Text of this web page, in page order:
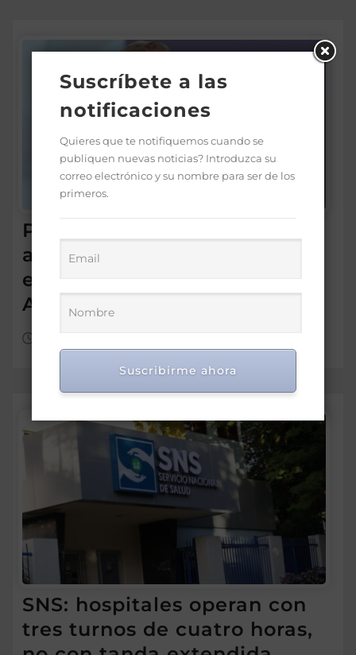
Presidente Abinader viajará
a Colombia para participar
en toma de posesión de
Abelardo de la Espriella
SNS: hospitales operan con
tres turnos de cuatro horas,
Suscríbete a las
notificaciones
Quieres que te notifiquemos cuando se
publiquen nuevas noticias? Introduzca su
correo electrónico y su nombre para ser de los
primeros.
Suscribirme ahora